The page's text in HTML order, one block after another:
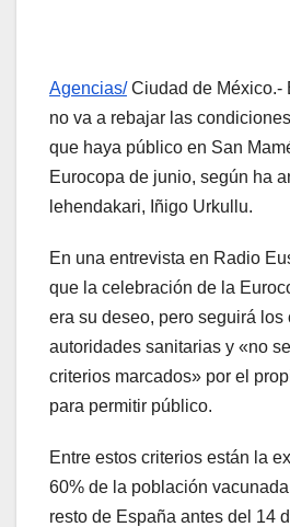
Agencias/Ciudad de México.-
no va a rebajar las
que haya público en San
Eurocopa de junio, según ha
lehendakari, Iñigo Urkullu.
En una entrevista en Radio
que la celebración de la
era su deseo, pero seguirá los
autoridades sanitarias y «no
criterios marcados» por el
para permitir público.
Entre estos criterios están la
60% de la población
resto de España antes del 14